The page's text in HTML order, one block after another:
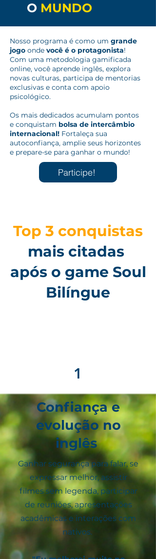
O MUNDO
Nosso programa é como um grande
jogo onde você é o protagonista!
Com uma metodologia gamificada
online, você aprende inglês, explora
novas culturas, participa de mentorias
exclusivas e conta com apoio
psicológico.
Os mais dedicados acumulam pontos
e conquistam bolsa de intercâmbio
internacional! Fortaleça sua
autoconfiança, amplie seus horizontes
e prepare-se para ganhar o mundo!
Participe!
Top 3 conquistas
mais citadas
após o game Soul
Bilíngue
1
Confiança e
evolução no
inglês
Ganhar segurança para falar, se
expressar melhor, assistir
filmes sem legenda, participar
de reuniões, apresentações
acadêmicas e interações com
nativos.